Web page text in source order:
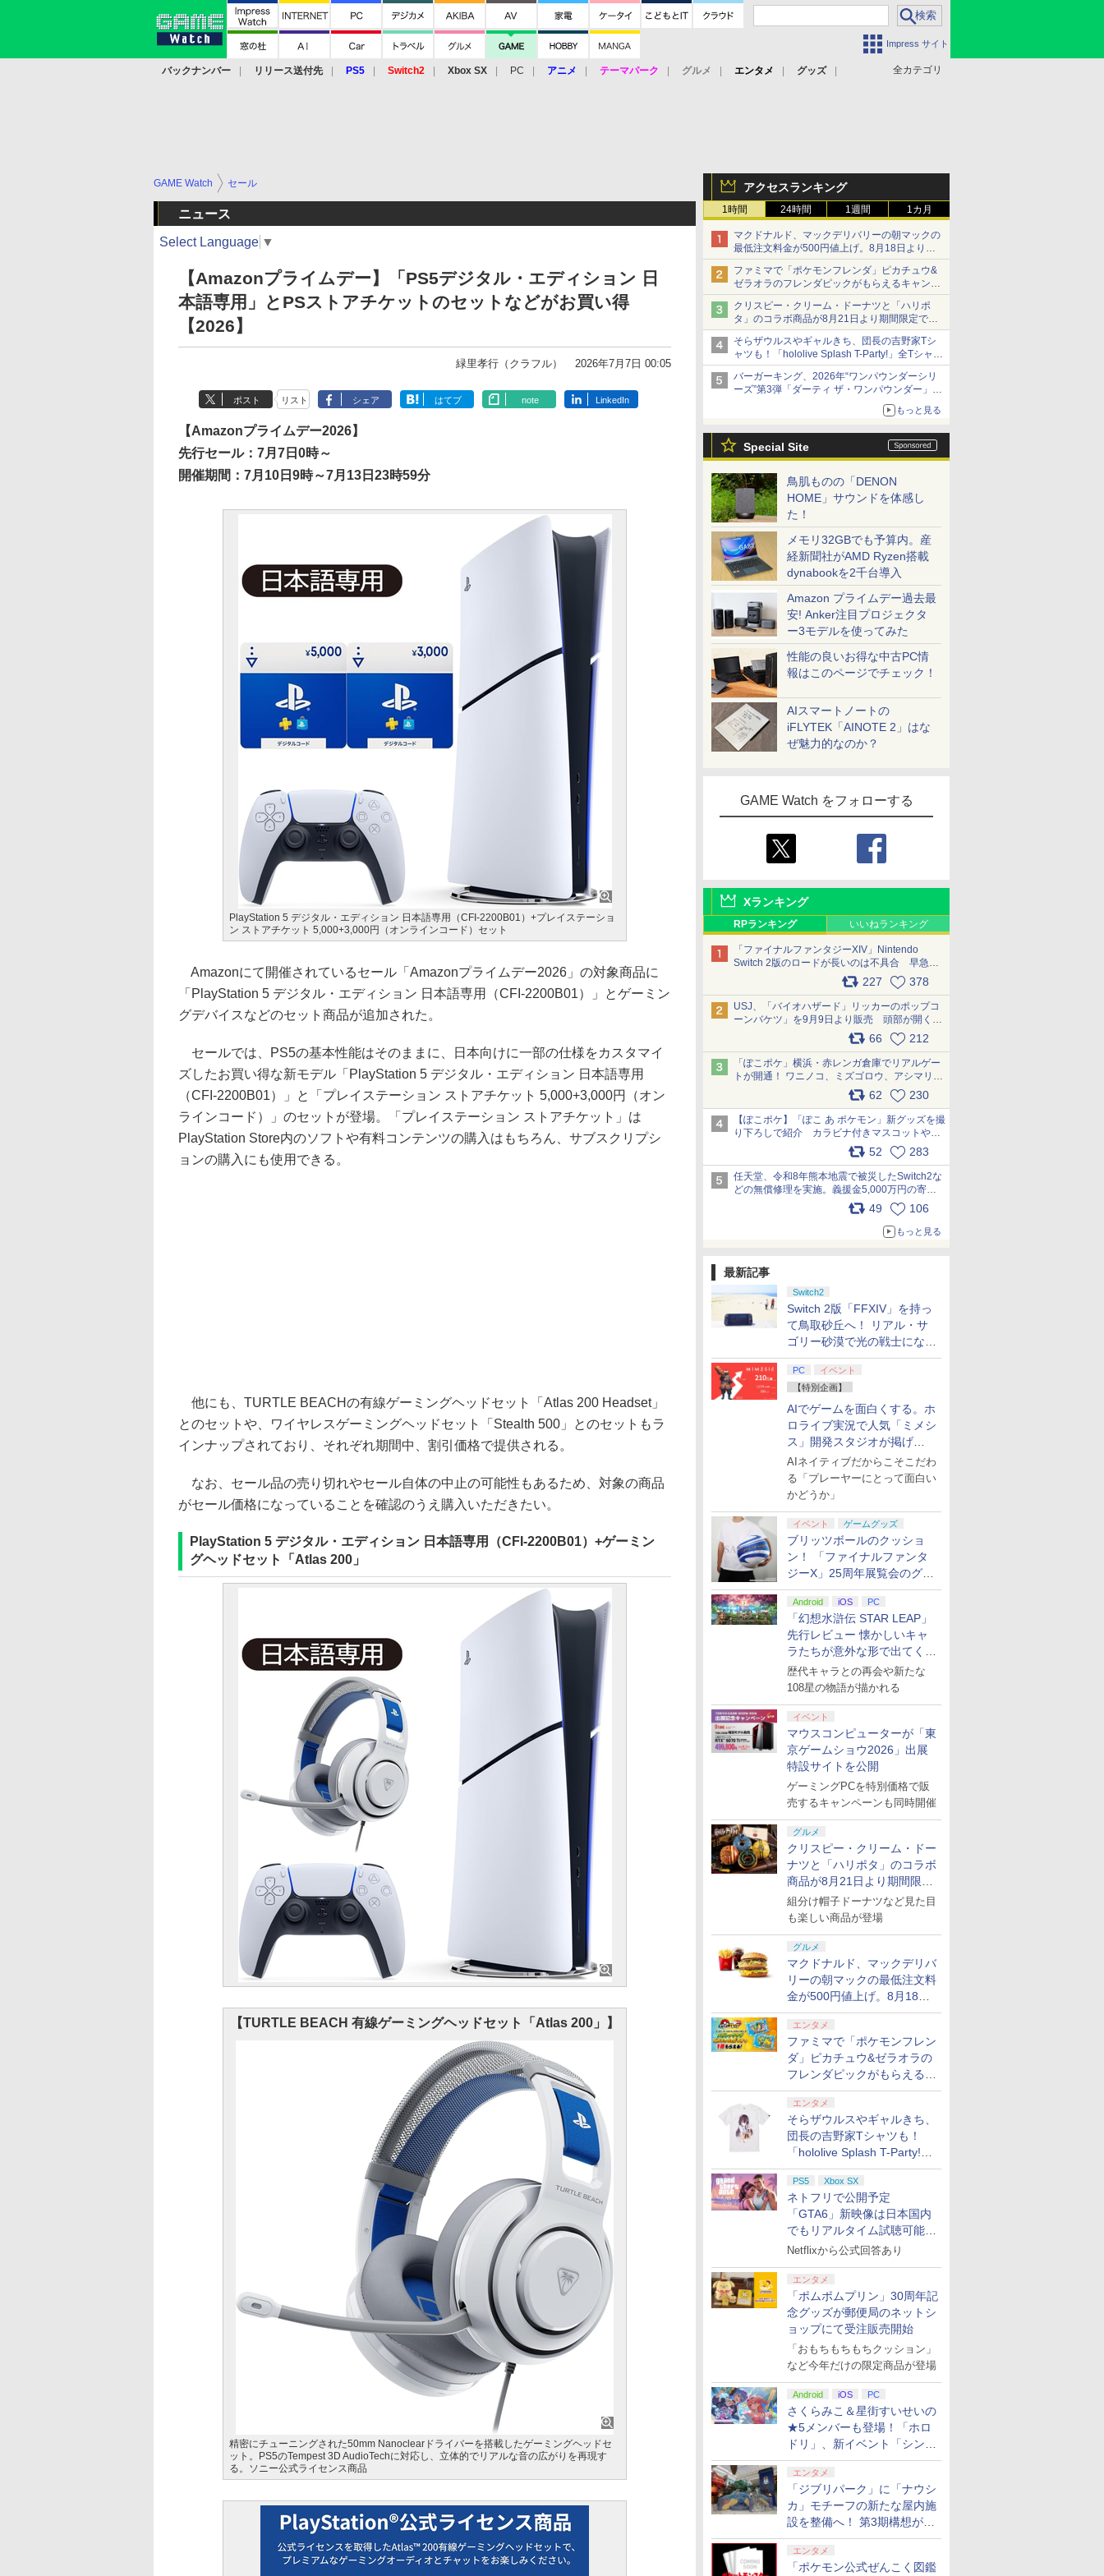
Impress サイト
全カテゴリ
バックナンバー リリース送付先 PS5 Switch2 Xbox SX PC アニメ テーマパーク グルメ エンタメ
グッズ
アクセスランキング
1時間 24時間 1週間 1カ月
マクドナルド、マックデリバリーの朝マックの
最低注文料金が500円値上げ。8月18日より
1,500円から受付
ファミマで「ポケモンフレンダ」ピカチュウ&
ゼラオラのフレンダピックがもらえるキャンペ
ーン開催！
クリスピー・クリーム・ドーナツと「ハリポ
タ」のコラボ商品が8月21日より期間限定で発
売
組分け帽子ドーナツなど見た目も楽しい商品が
登場
そらザウルスやギャルきち、団長の吉野家Tシ
ャツも！「hololive Splash T-Party!」全Tシャツ
ラインナップ公開＆オンライン販売開始
バーガーキング、2026年“ワンパウンダーシリ
ーズ”第3弾「ダーティ ザ・ワンパウンダー」を
「特製ガーリックマヨソース」を使用した超大
もっと見る
Special Site
鳥肌ものの「DENON
HOME」サウンドを体感し
た！
メモリ32GBでも予算内。産
経新聞社がAMD Ryzen搭載
dynabookを2千台導入
Amazon プライムデー過去最
安! Anker注目プロジェクタ
ー3モデルを使ってみた
性能の良いお得な中古PC情
報はこのページでチェック！
AIスマートノートの
iFLYTEK「AINOTE 2」はな
ぜ魅力的なのか？
GAME Watch をフォローする
Xランキング
RPランキング いいねランキング
「ファイナルファンタジーXIV」Nintendo
Switch 2版のロードが長いのは不具合 早急に
アップデートできるよう対応中227 378
USJ、「バイオハザード」リッカーのポップコ
ーンバケツ」を9月9日より販売 頭部が開く仕
組み。味は恐怖を堪のう「味噌フレーバー」
66 212
「ぽこポケ」横浜・赤レンガ倉庫でリアルゲー
トが開通！ ワニノコ、ミズゴロウ、アシマリ登
場シーンをレポート pic.x.com/LDgEByVl6D
62 230
【ぽこポケ】「ぽこ あ ポケモン」新グッズを撮
り下ろしで紹介 カラビナ付きマスコットやス
52 283
任天堂、令和8年熊本地震で被災したSwitch2な
どの無償修理を実施。義援金5,000万円の寄付
も発表 pic.x.com/BAYsMfUfUC
49 106
もっと見る
最新記事
Switch2
Switch 2版「FFXIV」を持っ
て鳥取砂丘へ！ リアル・サ
ゴリー砂漠で光の戦士になっ
てみた
PC
イベント
【特別企画】
AIでゲームを面白くする。ホ
ロライブ実況で人気「ミメシ
ス」開発スタジオが掲げ
る“AI活用の信念”とは？【講
演レポート】
AIネイティブだからこそこだわ
る「プレーヤーにとって面白い
かどうか」
イベント ゲームグッズ
ブリッツボールのクッショ
ン！ 「ファイナルファンタ
ジーX」25周年展覧会のグッ
ズ情報が公開
Android iOS PC
「幻想水滸伝 STAR LEAP」
先行レビュー 懐かしいキャ
ラたちが意外な形で出てくる
シリーズ完全新作！
歴代キャラとの再会や新たな
108星の物語が描かれる
イベント
マウスコンピューターが「東
京ゲームショウ2026」出展
特設サイトを公開
ゲーミングPCを特別価格で販
売するキャンペーンも同時開催
グルメ
クリスピー・クリーム・ドー
ナツと「ハリポタ」のコラボ
商品が8月21日より期間限定
で発売
組分け帽子ドーナツなど見た目
も楽しい商品が登場
グルメ
マクドナルド、マックデリバ
リーの朝マックの最低注文料
金が500円値上げ。8月18日
より1,500円から受付
エンタメ
ファミマで「ポケモンフレン
ダ」ピカチュウ&ゼラオラの
フレンダピックがもらえるキ
ャンペーン開催！
エンタメ
そらザウルスやギャルきち、
団長の吉野家Tシャツも！
「hololive Splash T-Party!」
全Tシャツラインナップ公開
＆オンライン販売開始
PS5 Xbox SX
ネトフリで公開予定
「GTA6」新映像は日本国内
でもリアルタイム試聴可能。
しかも日本語字幕付き
Netflixから公式回答あり
エンタメ
「ポムポムプリン」30周年記
念グッズが郵便局のネットシ
ョップにて受注販売開始
「おもちもちもちクッション」
など今年だけの限定商品が登場
Android iOS PC
さくらみこ＆星街すいせいの
★5メンバーも登場！「ホロ
ドリ」、新イベント「シンク
ロする夏のスパークル」がス
タート
エンタメ
「ジブリパーク」に「ナウシ
カ」モチーフの新たな屋内施
設を整備へ！ 第3期構想が公
開
エンタメ
「ポケモン公式ぜんこく図鑑
GAME Watch セール
ニュース
Select Language ▼
【Amazonプライムデー】「PS5デジタル・エディション 日
本語専用」とPSストアチケットのセットなどがお買い得
【2026】
緑里孝行（クラフル） 2026年7月7日 00:05
ポスト リスト シェア はてブ note LinkedIn
【Amazonプライムデー2026】
先行セール：7月7日0時～
開催期間：7月10日9時～7月13日23時59分
PlayStation 5 デジタル・エディション 日本語専用（CFI-2200B01）+プレイステーショ
ン ストアチケット 5,000+3,000円（オンラインコード）セット
Amazonにて開催されているセール「Amazonプライムデー2026」の対象商品に
「PlayStation 5 デジタル・エディション 日本語専用（CFI-2200B01）」とゲーミン
グデバイスなどのセット商品が追加された。
セールでは、PS5の基本性能はそのままに、日本向けに一部の仕様をカスタマイ
ズしたお買い得な新モデル「PlayStation 5 デジタル・エディション 日本語専用
（CFI-2200B01）」と「プレイステーション ストアチケット 5,000+3,000円（オン
ラインコード）」のセットが登場。「プレイステーション ストアチケット」は
PlayStation Store内のソフトや有料コンテンツの購入はもちろん、サブスクリプシ
ョンの購入にも使用できる。
他にも、TURTLE BEACHの有線ゲーミングヘッドセット「Atlas 200 Headset」
とのセットや、ワイヤレスゲーミングヘッドセット「Stealth 500」とのセットもラ
インナップされており、それぞれ期間中、割引価格で提供される。
なお、セール品の売り切れやセール自体の中止の可能性もあるため、対象の商品
がセール価格になっていることを確認のうえ購入いただきたい。
PlayStation 5 デジタル・エディション 日本語専用（CFI-2200B01）+ゲーミン
グヘッドセット「Atlas 200」
【TURTLE BEACH 有線ゲーミングヘッドセット「Atlas 200」】
精密にチューニングされた50mm Nanoclearドライバーを搭載したゲーミングヘッドセ
ット。PS5のTempest 3D AudioTechに対応し、立体的でリアルな音の広がりを再現す
る。ソニー公式ライセンス商品